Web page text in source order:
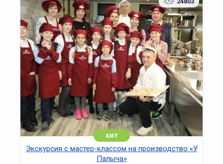
рассчитывают маршрут полёта и решают
учебные задачи по навигации. В экспозиции
представлены образцы формы пилотов,
макеты авиационных двигателей и редкие
фотографии из истории отечественной авиации.
Экскурсия развивает интерес к техническим
наукам, знакомит с инженерными и
авиационными профессиями, формирует
представление о работе настоящего лётчика.
Программа проводится в комфортных условиях,
сопровождается опытными экскурсоводами и
полностью адаптирована для школьных групп.
хит
Экскурсия с мастер-классом на производство «У
Палыча»